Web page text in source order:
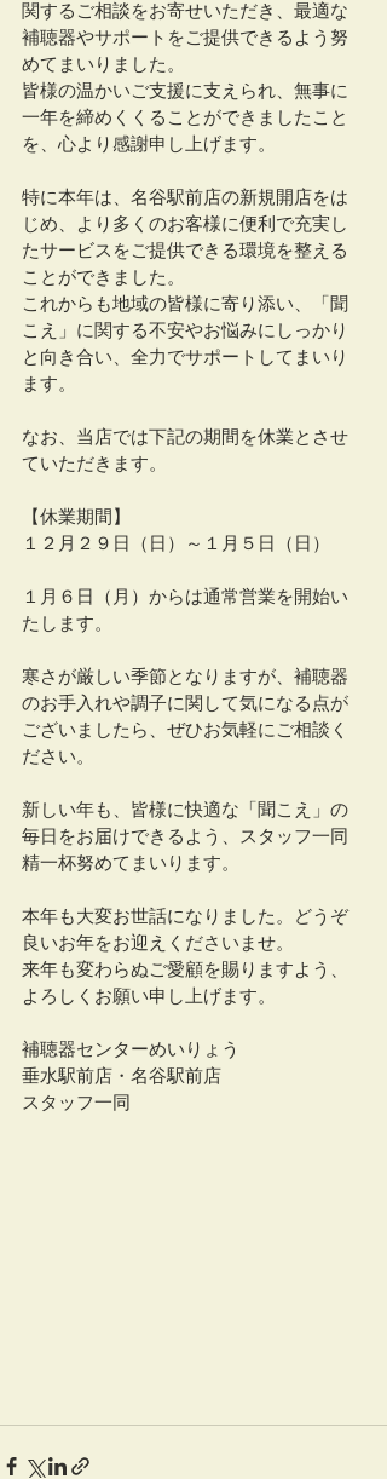
関するご相談をお寄せいただき、最適な
補聴器やサポートをご提供できるよう努
めてまいりました。
皆様の温かいご支援に支えられ、無事に
一年を締めくくることができましたこと
を、心より感謝申し上げます。
特に本年は、名谷駅前店の新規開店をは
じめ、より多くのお客様に便利で充実し
たサービスをご提供できる環境を整える
ことができました。
これからも地域の皆様に寄り添い、「聞
こえ」に関する不安やお悩みにしっかり
と向き合い、全力でサポートしてまいり
ます。
なお、当店では下記の期間を休業とさせ
ていただきます。
【休業期間】
１２月２９日（日）～１月５日（日）
１月６日（月）からは通常営業を開始い
たします。
寒さが厳しい季節となりますが、補聴器
のお手入れや調子に関して気になる点が
ございましたら、ぜひお気軽にご相談く
ださい。
新しい年も、皆様に快適な「聞こえ」の
毎日をお届けできるよう、スタッフ一同
精一杯努めてまいります。
本年も大変お世話になりました。どうぞ
良いお年をお迎えくださいませ。
来年も変わらぬご愛顧を賜りますよう、
よろしくお願い申し上げます。
補聴器センターめいりょう
垂水駅前店・名谷駅前店
スタッフ一同